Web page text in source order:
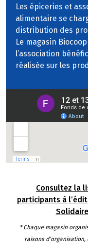
Les épiceries et
alimentaire se
distribution des
Le magasin
l’association
réalisée sur les
Consultez la
participants à
* Chaque magasin
raisons